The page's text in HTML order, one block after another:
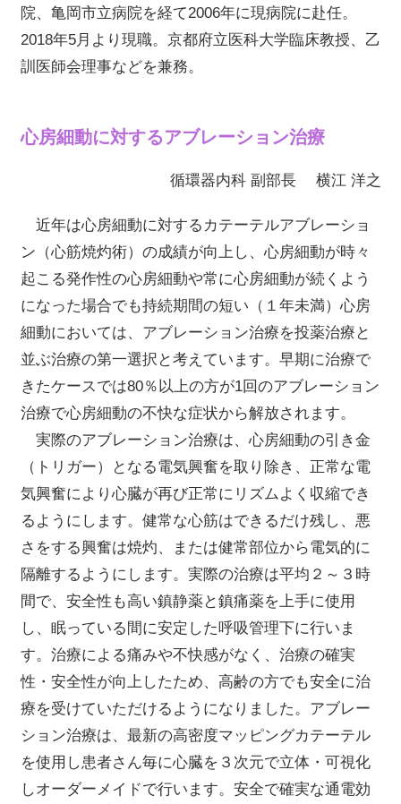
院、亀岡市立病院を経て2006年に現病院に赴任。
2018年5月より現職。京都府立医科大学臨床教授、乙
訓医師会理事などを兼務。
心房細動に対するアブレーション治療
循環器内科 副部長 横江 洋之
近年は心房細動に対するカテーテルアブレーショ
ン（心筋焼灼術）の成績が向上し、心房細動が時々
起こる発作性の心房細動や常に心房細動が続くよう
になった場合でも持続期間の短い（１年未満）心房
細動においては、アブレーション治療を投薬治療と
並ぶ治療の第一選択と考えています。早期に治療で
きたケースでは80％以上の方が1回のアブレーション
治療で心房細動の不快な症状から解放されます。
実際のアブレーション治療は、心房細動の引き金
（トリガー）となる電気興奮を取り除き、正常な電
気興奮により心臓が再び正常にリズムよく収縮でき
るようにします。健常な心筋はできるだけ残し、悪
さをする興奮は焼灼、または健常部位から電気的に
隔離するようにします。実際の治療は平均２～３時
間で、安全性も高い鎮静薬と鎮痛薬を上手に使用
し、眠っている間に安定した呼吸管理下に行いま
す。治療による痛みや不快感がなく、治療の確実
性・安全性が向上したため、高齢の方でも安全に治
療を受けていただけるようになりました。アブレー
ション治療は、最新の高密度マッピングカテーテル
を使用し患者さん毎に心臓を３次元で立体・可視化
しオーダーメイドで行います。安全で確実な通電効